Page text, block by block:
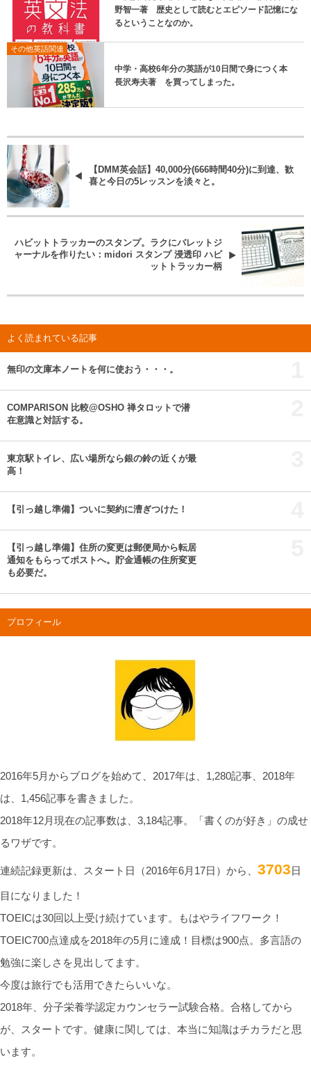
野智一著 歴史として読むとエピソード記憶にな
るということなのか。
その他英語関連
中学・高校6年分の英語が10日間で身につく本
長沢寿夫著 を買ってしまった。
【DMM英会話】40,000分(666時間40分)に到達、歓
喜と今日の5レッスンを淡々と。
ハビットトラッカーのスタンプ。ラクにバレットジ
ャーナルを作りたい：midori スタンプ 浸透印 ハビ
ットトラッカー柄
よく読まれている記事
無印の文庫本ノートを何に使おう・・・。
COMPARISON 比較@OSHO 禅タロットで潜
在意識と対話する。
東京駅トイレ、広い場所なら銀の鈴の近くが最
高！
【引っ越し準備】ついに契約に漕ぎつけた！
【引っ越し準備】住所の変更は郵便局から転居
通知をもらってポストへ。貯金通帳の住所変更
も必要だ。
プロフィール
2016年5月からブログを始めて、2017年は、1,280記事、2018年
は、1,456記事を書きました。
2018年12月現在の記事数は、3,184記事。「書くのが好き」の成せ
るワザです。
連続記録更新は、スタート日（2016年6月17日）から、 3703日
目になりました！
TOEICは30回以上受け続けています。もはやライフワーク！
TOEIC700点達成を2018年の5月に達成！目標は900点。多言語の
勉強に楽しさを見出してます。
今度は旅行でも活用できたらいいな。
2018年、分子栄養学認定カウンセラー試験合格。合格してから
が、スタートです。健康に関しては、本当に知識はチカラだと思
います。